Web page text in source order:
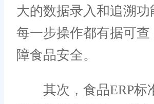
大的数据录入和追溯功
每一步操作都有据可查
障食品安全。
其次，食品ERP标